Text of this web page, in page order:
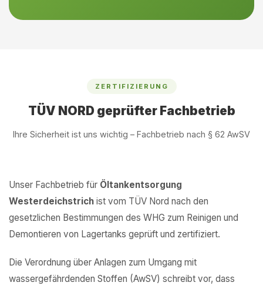
ZERTIFIZIERUNG
TÜV NORD geprüfter Fachbetrieb
Ihre Sicherheit ist uns wichtig – Fachbetrieb nach § 62 AwSV
Unser Fachbetrieb für Öltankentsorgung
Westerdeichstrich ist vom TÜV Nord nach den
gesetzlichen Bestimmungen des WHG zum Reinigen und
Demontieren von Lagertanks geprüft und zertifiziert.
Die Verordnung über Anlagen zum Umgang mit
wassergefährdenden Stoffen (AwSV) schreibt vor, dass